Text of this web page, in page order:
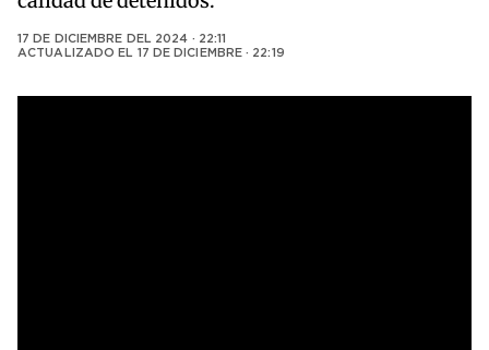
17 DE DICIEMBRE DEL 2024 · 22:11
ACTUALIZADO EL 17 DE DICIEMBRE · 22:19